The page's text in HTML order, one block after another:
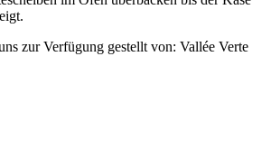
zur Verfügung gestellt von: Vallée Verte